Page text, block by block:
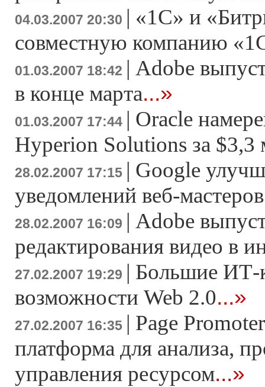
04.03.2007 20:30 | «1С» и
совместную компанию
01.03.2007 18:42 | Adobe
в конце марта...»
01.03.2007 17:44 | Oracle
Hyperion Solutions за
28.02.2007 17:15 | Google
уведомлений веб-мастеров
28.02.2007 16:09 | Adobe
редактирования видео в
27.02.2007 19:29 | Большие ИТ-
возможности Web 2.0...»
27.02.2007 16:35 | Page
платформа для анализа,
управления ресурсом...»